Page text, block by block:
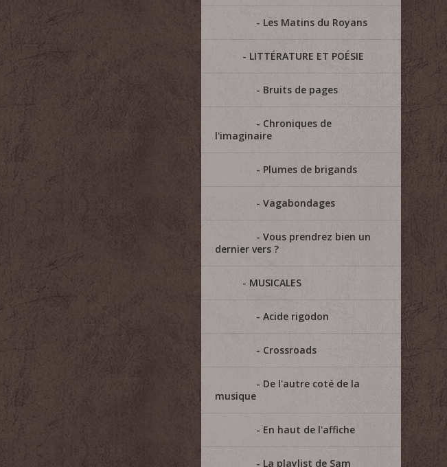
Les Matins du Royans
LITTÉRATURE ET POÉSIE
Bruits de pages
Chroniques de
l'imaginaire
Plumes de brigands
Vagabondages
Vous prendrez bien un
dernier vers ?
MUSICALES
Acide rigodon
Crossroads
De l'autre coté de la
musique
En haut de l'affiche
La playlist de Sam